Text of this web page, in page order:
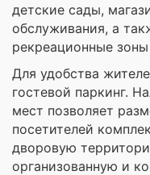
детские сады,
обслуживания, а
рекреационные
Для удобства
гостевой паркинг.
мест позволяет
посетителей
дворовую
организованную и